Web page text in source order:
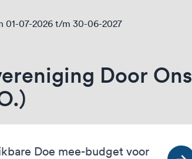
01-07-2026 t/m 30-06-2027
Door Ons
Doe mee-budget voor